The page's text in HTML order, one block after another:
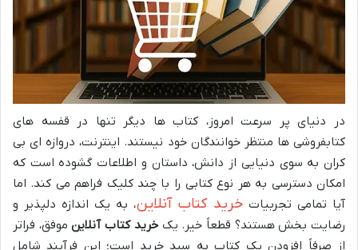
در دنیای پر سرعت امروز، کتاب ها دیگر تنها در قفسه های
کتابفروشی ها منتظر خوانندگان خود نیستند. اینترنت، دروازه ای بی
کران به سوی دنیایی از دانش، داستان و اطلاعات گشوده است که
امکان دسترسی به هر نوع کتابی را با چند کلیک فراهم می کند. اما
آیا تمامی تجربیاتخرید کتاب آنلاین، به یک اندازه دلپذیر و
رضایت بخش هستند؟ قطعاً خیر. یکخرید کتاب آنلاینموفق، فراتر
از صرفاً افزودن یک کتاب به سبد خرید است؛ این فرآیند شامل